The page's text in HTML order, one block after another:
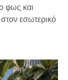
φως και
εσωτερικό